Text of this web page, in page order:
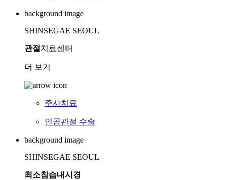
background image
SHINSEGAE SEOUL
관절 치료센터
더 보기
주사치료
인공관절 수술
background image
SHINSEGAE SEOUL
최소침습내시경